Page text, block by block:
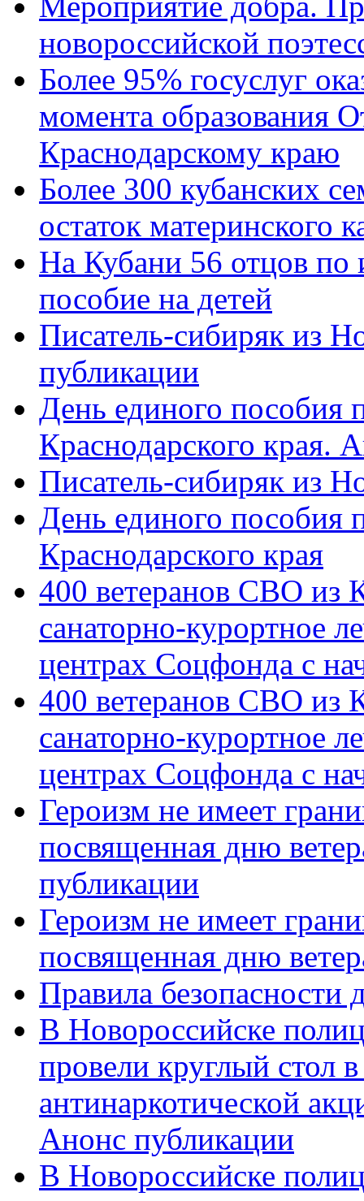
новороссийской
Более 95% госуслуг
момента образования
Краснодарскому краю
Более 300 кубанских
остаток материнского
На Кубани 56 отцов по
пособие на детей
Писатель-сибиряк из
публикации
День единого пособия
Краснодарского края.
Писатель-сибиряк из
День единого пособия
Краснодарского края
400 ветеранов СВО из
санаторно-курортное
центрах Соцфонда с
400 ветеранов СВО из
санаторно-курортное
центрах Соцфонда с
Героизм не имеет
посвященная дню
публикации
Героизм не имеет
посвященная дню
Правила безопасности
В Новороссийске
провели круглый стол
антинаркотической
Анонс публикации
В Новороссийске